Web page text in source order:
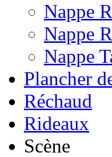
Nappe
Nappe
Nappe
Plancher
Réchaud
Rideaux
Scène